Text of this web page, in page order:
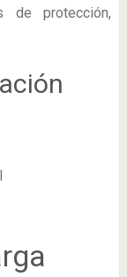
de protección,